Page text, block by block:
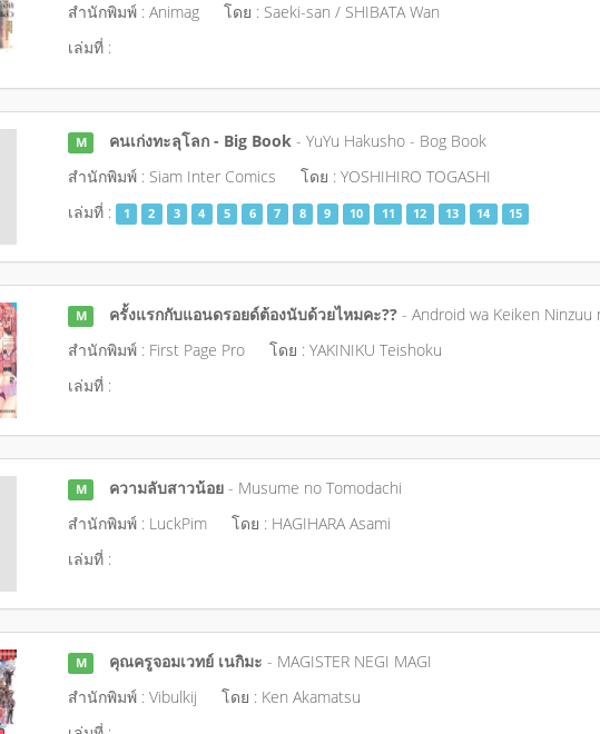
สำนักพิมพ์ : Animag
โดย : Saeki-san / SHIBATA Wan
เล่มที่ :
M คนเก่งทะลุโลก - Big Book - YuYu Hakusho - Bog Book
สำนักพิมพ์ : Siam Inter Comics
โดย : YOSHIHIRO TOGASHI
เล่มที่ : 1 2 3 4 5 6 7 8 9 10 11 12 13 14 15
M ครั้งแรกกับแอนดรอยด์ต้องนับด้วยไหมคะ?? - Android wa Keiken Ninzuu
สำนักพิมพ์ : First Page Pro
โดย : YAKINIKU Teishoku
เล่มที่ :
M ความลับสาวน้อย - Musume no Tomodachi
สำนักพิมพ์ : LuckPim
โดย : HAGIHARA Asami
เล่มที่ :
M คุณครูจอมเวทย์ เนกิมะ - MAGISTER NEGI MAGI
สำนักพิมพ์ : Vibulkij
โดย : Ken Akamatsu